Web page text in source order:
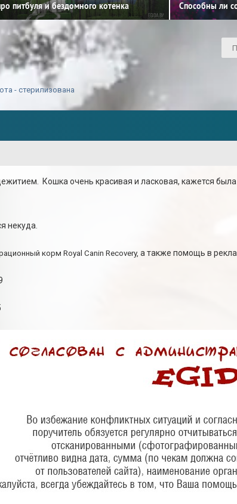
питбуля и бездомного котенка
Способны ли
- стерилизована
Кошка очень красивая и ласковая, кажется
некуда.
корм Royal Canin Recovery, а также помощь в